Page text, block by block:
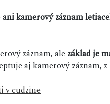
ani kamerový záznam
záznam, alezáklad je
aj kamerový záznam,
v cudzine